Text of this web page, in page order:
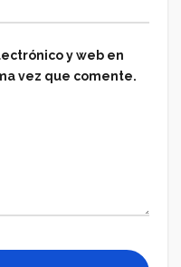
y web en
vez que comente.